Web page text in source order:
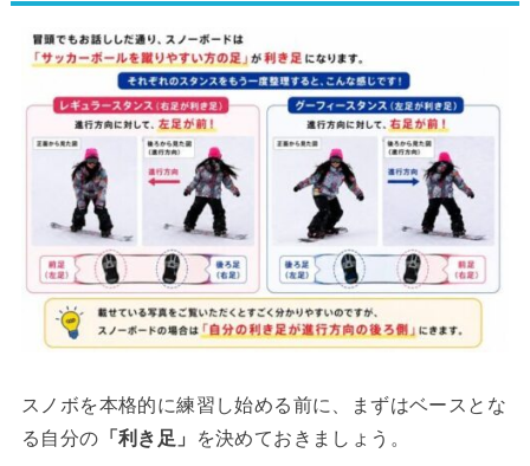
スノボを本格的に練習し始める前に、まずはベースとな
る自分の 「利き足」 を決めておきましょう。